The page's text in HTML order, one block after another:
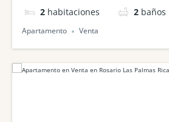
2 habitaciones 2 baños
Apartamento Venta